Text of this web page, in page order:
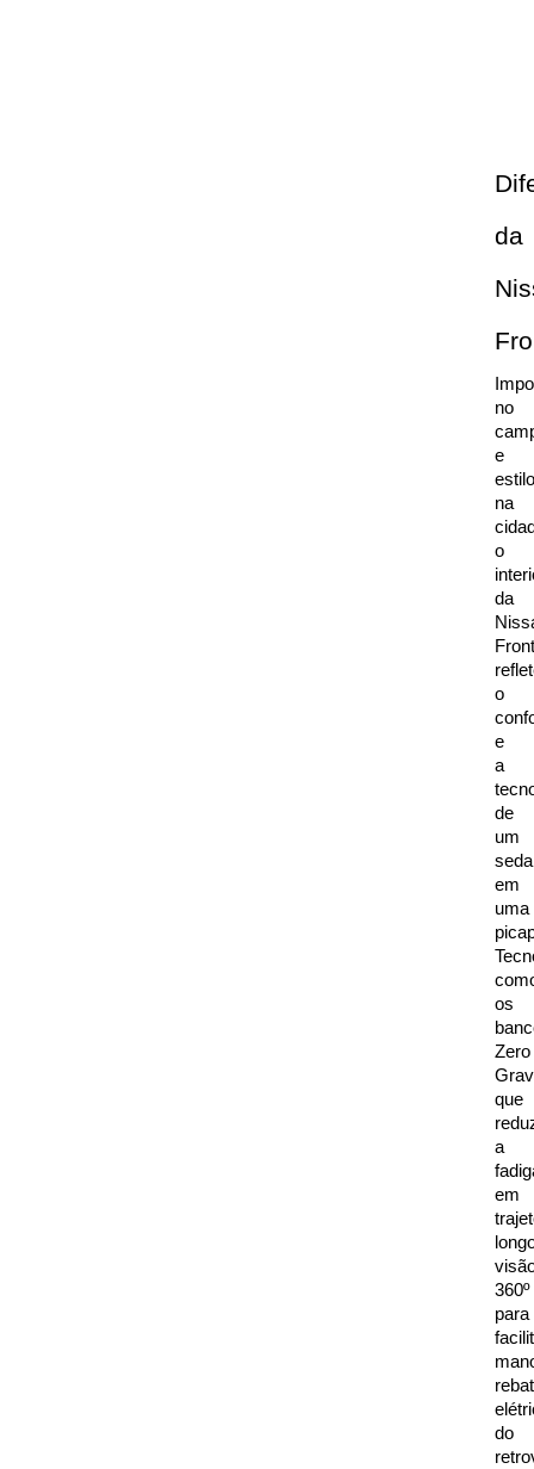
da
no
e
na
o
da
o
e
a
de
um
em
uma
os
Zero
que
a
em
360º
para
do